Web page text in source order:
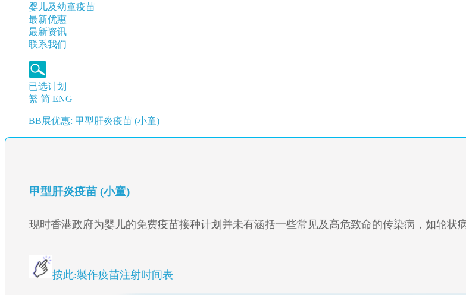
婴儿及幼童疫苗
最新优惠
最新资讯
联系我们
已选计划
繁 简 ENG
BB展优惠: 甲型肝炎疫苗 (小童)
甲型肝炎疫苗 (小童)
现时香港政府为婴儿的免费疫苗接种计划并未有涵括一些常见及高危致命的传染病，如轮状
按此:製作疫苗注射时间表